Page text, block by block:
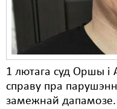
1 лютага суд Оршы і
справу пра
замежнай дапамозе.